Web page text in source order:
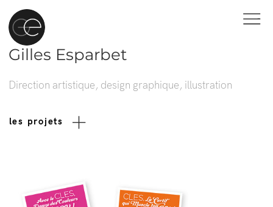
Gilles Esparbet
Direction artistique, design graphique, illustration
les projets